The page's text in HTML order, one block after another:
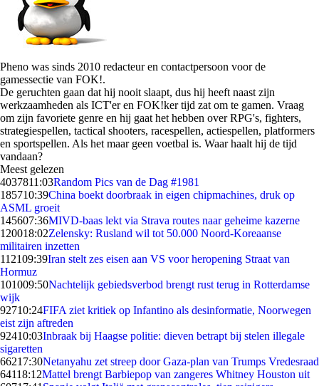
Pheno was sinds 2010 redacteur en contactpersoon voor de
gamessectie van FOK!.
De geruchten gaan dat hij nooit slaapt, dus hij heeft naast zijn
werkzaamheden als ICT'er en FOK!ker tijd zat om te gamen. Vraag
om zijn favoriete genre en hij gaat het hebben over RPG's, fighters,
strategiespellen, tactical shooters, racespellen, actiespellen, platformers
en sportspellen. Als het maar geen voetbal is. Waar haalt hij de tijd
vandaan?
Meest gelezen
4037811:03Random Pics van de Dag #1981
185710:39China boekt doorbraak in eigen chipmachines, druk op
ASML groeit
145607:36MIVD-baas lekt via Strava routes naar geheime kazerne
120018:02Zelensky: Rusland wil tot 50.000 Noord-Koreaanse
militairen inzetten
112109:39Iran stelt zes eisen aan VS voor heropening Straat van
Hormuz
101009:50Nachtelijk gebiedsverbod brengt rust terug in Rotterdamse
wijk
92710:24FIFA ziet kritiek op Infantino als desinformatie, Noorwegen
eist zijn aftreden
92410:03Inbraak bij Haagse politie: dieven betrapt bij stelen illegale
sigaretten
66217:30Netanyahu zet streep door Gaza-plan van Trumps Vredesraad
64118:12Mattel brengt Barbiepop van zangeres Whitney Houston uit